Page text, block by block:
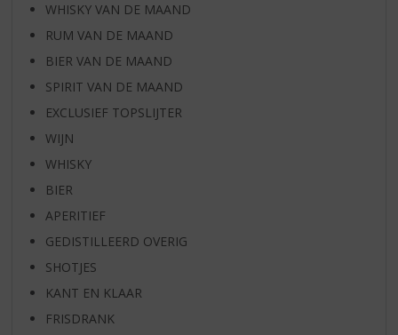
WHISKY VAN DE MAAND
RUM VAN DE MAAND
BIER VAN DE MAAND
SPIRIT VAN DE MAAND
EXCLUSIEF TOPSLIJTER
WIJN
WHISKY
BIER
APERITIEF
GEDISTILLEERD OVERIG
SHOTJES
KANT EN KLAAR
FRISDRANK